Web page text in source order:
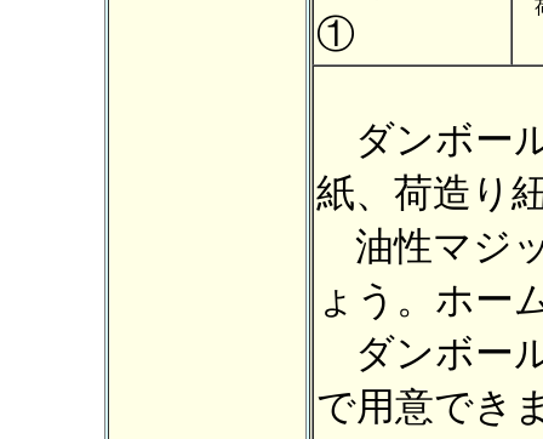
①
ダンボー
紙、荷造り
油性マジ
ょう。ホー
ダンボー
で用意でき